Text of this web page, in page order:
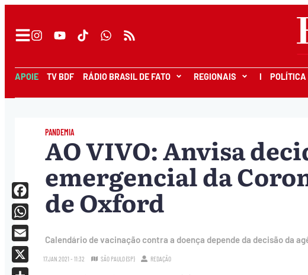
APOIE TV BDF RÁDIO BRASIL DE FATO REGIONAIS I POLÍTICA
PANDEMIA
AO VIVO: Anvisa
emergencial da
de Oxford
Calendário de vacinação contra a doença depende da decisão da
17.JAN.2021 - 11:32 SÃO PAULO (SP) REDAÇÃO
Facebook
WhatsApp
Email
X